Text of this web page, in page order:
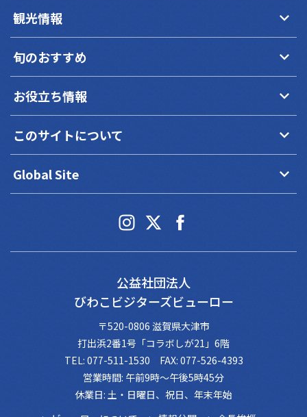
観光情報 keyboard_arrow_down
旬のおすすめ keyboard_arrow_down
お役立ち情報 keyboard_arrow_down
このサイトについて keyboard_arrow_down
Global Site keyboard_arrow_down
公益社団法人
びわこビジターズビューロー
〒520-0806 滋賀県大津市
打出浜2番1号「コラボしが21」6階
TEL: 077-511-1530 FAX: 077-526-4393
営業時間: 午前9時～午後5時45分
休業日: 土・日曜日、祝日、年末年始